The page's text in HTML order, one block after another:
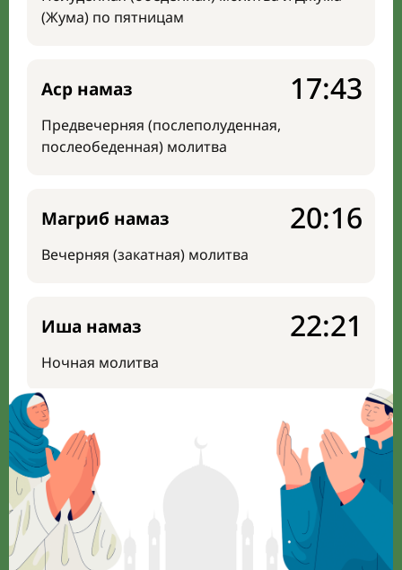
(Жума) по пятницам
Аср намаз
Предвечерняя (послеполуденная,
послеобеденная) молитва
17:43
Магриб намаз
Вечерняя (закатная) молитва
20:16
Иша намаз
Ночная молитва
22:21